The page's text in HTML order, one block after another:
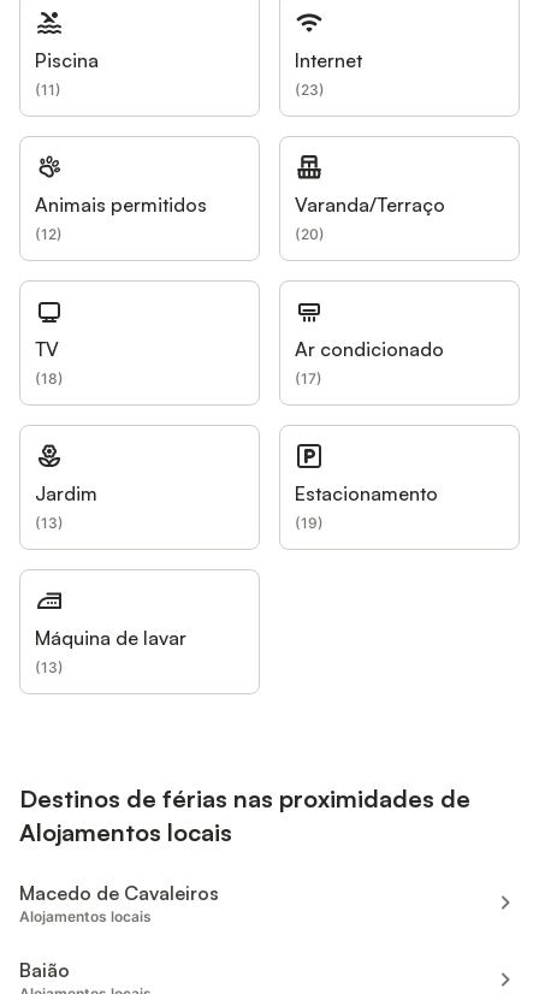
Piscina
(11)
Internet
(23)
Animais permitidos
(12)
Varanda/Terraço
(20)
TV
(18)
Ar condicionado
(17)
Jardim
(13)
Estacionamento
(19)
Máquina de lavar
(13)
Destinos de férias nas proximidades de
Alojamentos locais
Macedo de Cavaleiros
Alojamentos locais
Baião